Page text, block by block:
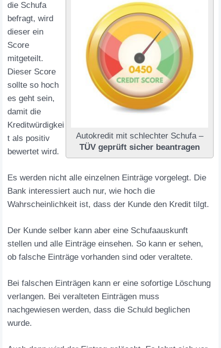
Autokredit mit schlechter Schufa –
TÜV geprüft sicher beantragen
die Schufa
befragt, wird
dieser ein
Score
mitgeteilt.
Dieser Score
sollte so hoch
es geht sein,
damit die
Kreditwürdigkei
t als positiv
bewertet wird.
Es werden nicht alle einzelnen Einträge vorgelegt. Die
Bank interessiert auch nur, wie hoch die
Wahrscheinlichkeit ist, dass der Kunde den Kredit tilgt.
Der Kunde selber kann aber eine Schufaauskunft
stellen und alle Einträge einsehen. So kann er sehen,
ob falsche Einträge vorhanden sind oder veraltete.
Bei falschen Einträgen kann er eine sofortige Löschung
verlangen. Bei veralteten Einträgen muss
nachgewiesen werden, dass die Schuld beglichen
wurde.